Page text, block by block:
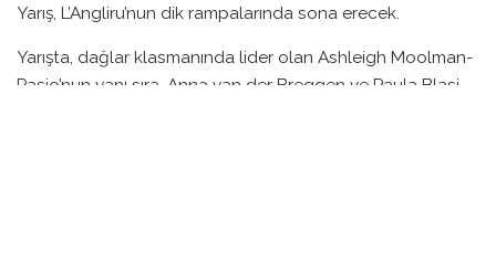
Yarış, L’Angliru’nun dik rampalarında sona erecek.
Yarışta, dağlar klasmanında lider olan Ashleigh Moolman-
Pasio’nun yanı sıra, Anna van der Breggen ve Paula Blasi